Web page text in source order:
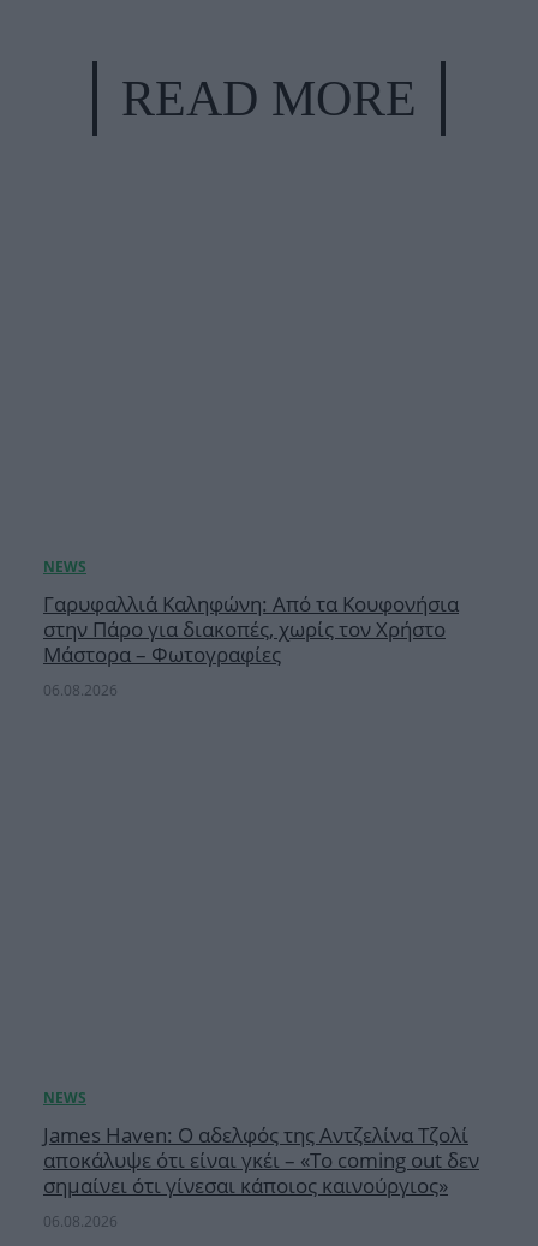
READ MORE
Γαρυφαλλιά Καληφώνη: Από τα Κουφονήσια
στην Πάρο για διακοπές, χωρίς τον Χρήστο
Μάστορα – Φωτογραφίες
06.08.2026
James Haven: Ο αδελφός της Αντζελίνα Τζολί
αποκάλυψε ότι είναι γκέι – «Το coming out δεν
σημαίνει ότι γίνεσαι κάποιος καινούργιος»
06.08.2026